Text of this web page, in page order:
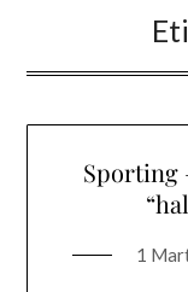
Sporting
1